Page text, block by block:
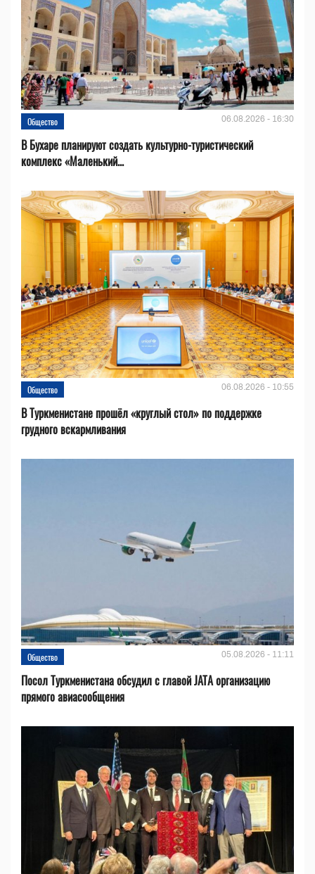
Общество 06.08.2026 - 16:30
В Бухаре планируют создать культурно-туристический
комплекс «Маленький...
Общество 06.08.2026 - 10:55
В Туркменистане прошёл «круглый стол» по поддержке
грудного вскармливания
Общество 05.08.2026 - 11:11
Посол Туркменистана обсудил с главой JATA организацию
прямого авиасообщения